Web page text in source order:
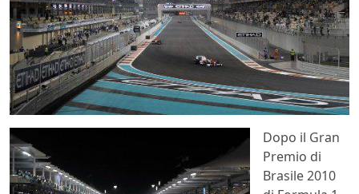
Dopo il Gran
Premio di
Brasile 2010